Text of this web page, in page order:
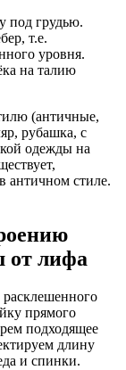
под грудью.
т.е.
уровня.
на талию
(античные,
рубашка, с
одежды на
античном стиле.
от лифа
прямого
подходящее
длину
и спинки.